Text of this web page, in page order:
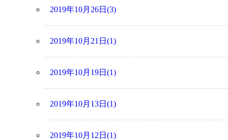
2019年10月26日(3)
2019年10月21日(1)
2019年10月19日(1)
2019年10月13日(1)
2019年10月12日(1)